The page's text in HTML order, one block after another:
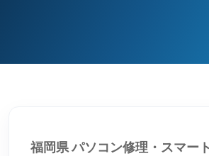
福岡県 パソコン修理・スマー